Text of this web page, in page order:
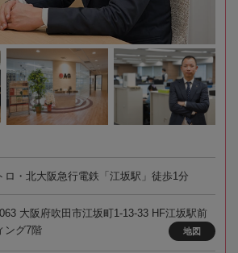
ロ・北大阪急行電鉄「江坂駅」徒歩1分
大阪府吹田市江坂町1-13-33 HF江坂駅前
ング7階
地図